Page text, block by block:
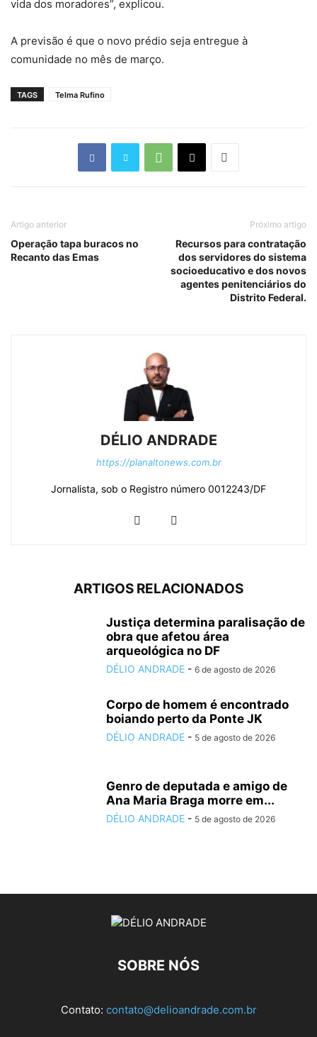
vida dos moradores”, explicou.
A previsão é que o novo prédio seja entregue à
comunidade no mês de março.
TAGS Telma Rufino
Artigo anterior
Operação tapa buracos no
Recanto das Emas
Próximo artigo
Recursos para contratação
dos servidores do sistema
socioeducativo e dos novos
agentes penitenciários do
Distrito Federal.
DÉLIO ANDRADE
https://planaltonews.com.br
Jornalista, sob o Registro número 0012243/DF
ARTIGOS RELACIONADOS
Justiça determina paralisação de
obra que afetou área
arqueológica no DF
DÉLIO ANDRADE - 6 de agosto de 2026
Corpo de homem é encontrado
boiando perto da Ponte JK
DÉLIO ANDRADE - 5 de agosto de 2026
Genro de deputada e amigo de
Ana Maria Braga morre em...
DÉLIO ANDRADE - 5 de agosto de 2026
SOBRE NÓS
Contato: contato@delioandrade.com.br